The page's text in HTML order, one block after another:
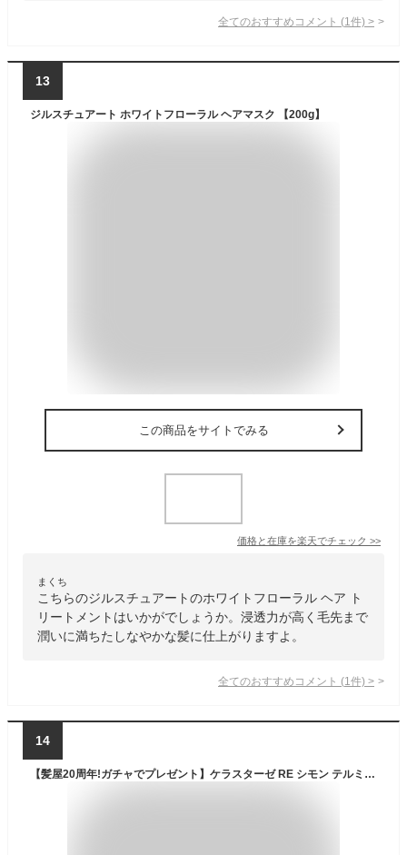
全てのおすすめコメント (1 件) >
13
ジルスチュアート ホワイトフローラル ヘアマスク 【200g】
この商品をサイトでみる
価格と在庫を楽天でチェック >>
まくち
こちらのジルスチュアートのホワイトフローラル ヘア ト
リートメントはいかがでしょうか。浸透力が高く毛先まで
潤いに満ちたしなやかな髪に仕上がりますよ。
全てのおすすめコメント (1 件) >
14
【髪屋20周年!ガチャでプレゼント】ケラスターゼ RE シモン テルミック 150g×3個（洗い流さないヘアトリートメント） 美容院専売